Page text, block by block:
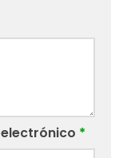
*